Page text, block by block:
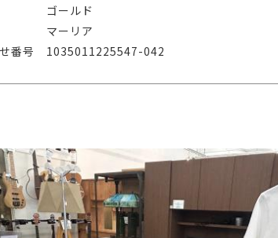
ゴールド
マーリア
番号 1035011225547-042